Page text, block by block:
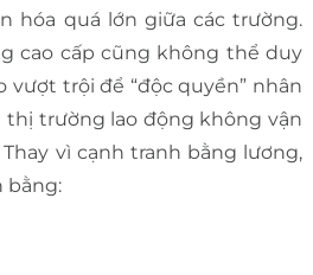
hóa quá lớn giữa các trường.
cao cấp cũng không thể duy
trội để “độc quyền” nhân
thị trường lao động không vận
vì cạnh tranh bằng lương,
bằng: